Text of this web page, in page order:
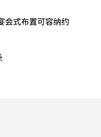
会式布置可容纳约